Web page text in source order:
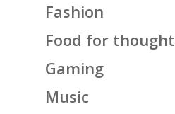
Fashion
Food for thought
Gaming
Music